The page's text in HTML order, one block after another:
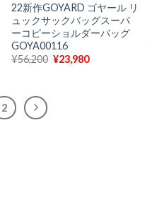
22新作GOYARD ゴヤール リ
ュックサックバッグスーパ
ーコピーショルダーバッグ
GOYA00116
¥56,200 元
¥23,980現
2